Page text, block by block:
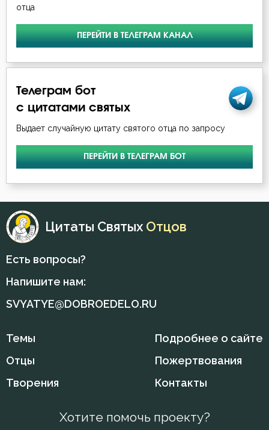
Болезнь
Будущее
Ведение
Вера
Вечные муки
Воздаяние
Воздержание
Война
Серафим Саровский
Симеон Новый Богослов
Феофан Затворник
отца
ПЕРЕЙТИ В ТЕЛЕГРАМ КАНАЛ
Телеграм бот
с цитатами святых
Выдает случайную цитату святого отца по запросу
ПЕРЕЙТИ В ТЕЛЕГРАМ БОТ
Цитаты Святых Отцов
Есть вопросы?
Напишите нам:
SVYATYE@DOBROEDELO.RU
Темы
Отцы
Творения
Подробнее о сайте
Пожертвования
Контакты
Хотите помочь проекту?